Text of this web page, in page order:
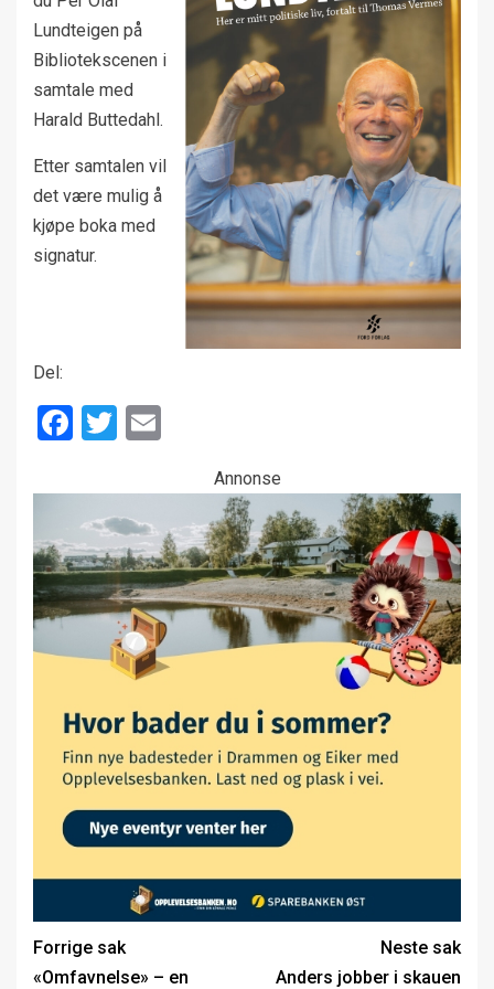
Lundteigen på
Bibliotekscenen i
samtale med
Harald Buttedahl.
Etter samtalen vil
det være mulig å
kjøpe boka med
signatur.
Del:
Facebook
Twitter
Annonse
Forrige sak
«Omfavnelse» – en
Neste sak
Anders jobber i skauen